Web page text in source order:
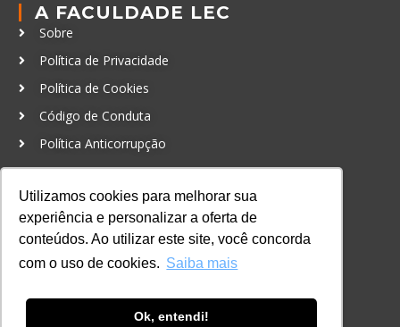
Utilizamos cookies para melhorar sua
experiência e personalizar a oferta de
conteúdos. Ao utilizar este site, você concorda
com o uso de cookies. Saiba mais
Ok, entendi!
A FACULDADE LEC
Sobre
Política de Privacidade
Política de Cookies
Código de Conduta
Política Anticorrupção
GRADUAÇÃO
Autenticação de documentos
CURSOS, EVENTOS E
CERTIFICAÇÕES